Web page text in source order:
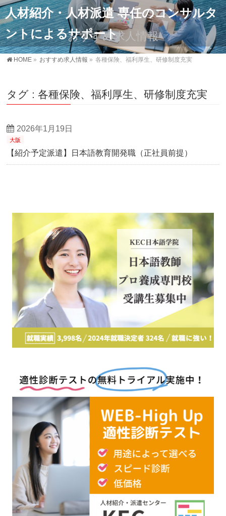
人材紹介・人材派遣 専任のコンサルタ
ントによるサポート
おすすめ求人情報
HOME » おすすめ求人情報 » 各種保険、福利厚生、研修制度充実
タグ : 各種保険、福利厚生、研修制度充実
2026年1月19日
大阪
【紹介予定派遣】日本語教育開発職（正社員前提）